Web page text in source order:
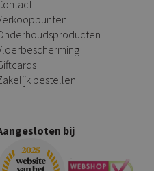
bestellen
bij